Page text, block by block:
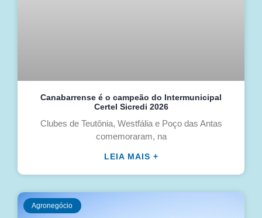
Canabarrense é o campeão do Intermunicipal
Certel Sicredi 2026
Clubes de Teutônia, Westfália e Poço das Antas
comemoraram, na
LEIA MAIS +
Agronegócio